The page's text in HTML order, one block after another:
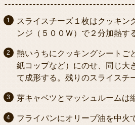
スライスチーズ１枚はクッキン
ンジ（５００Ｗ）で２分加熱す
熱いうちにクッキングシートご
紙コップなど）にのせ、同じ大
て成形する。残りのスライスチ
芽キャベツとマッシュルームは
フライパンにオリーブ油を中火